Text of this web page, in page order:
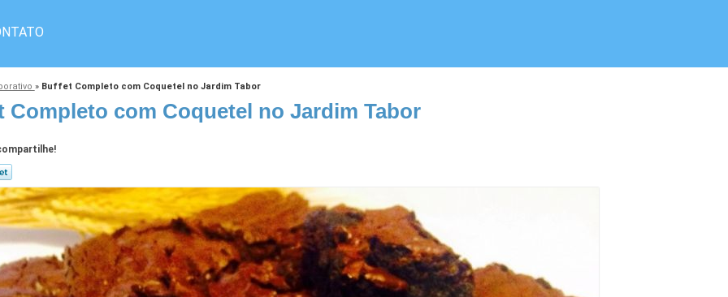
» Buffet Completo com Coquetel no Jardim Tabor
Completo com Coquetel no Jardim Tabor